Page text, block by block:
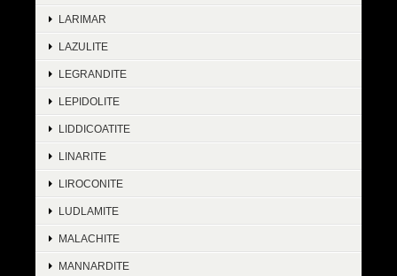
LARIMAR
LAZULITE
LEGRANDITE
LEPIDOLITE
LIDDICOATITE
LINARITE
LIROCONITE
LUDLAMITE
MALACHITE
MANNARDITE